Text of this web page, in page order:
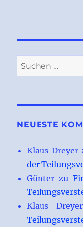
Suchen
nach:
NEUESTE
Klaus Dreyer
der
Günter zu
Klaus Dreyer